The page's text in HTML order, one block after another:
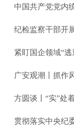
中国共产党党内
纪检监察干部开
紧盯国企领域“
广安观潮丨抓作
方圆谈丨“实”处
贯彻落实中央纪